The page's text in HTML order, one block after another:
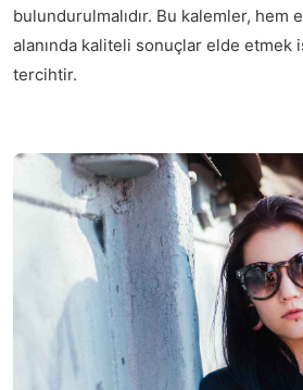
bulundurulmalıdır. Bu kalemler, hem
alanında kaliteli sonuçlar elde
tercihtir.